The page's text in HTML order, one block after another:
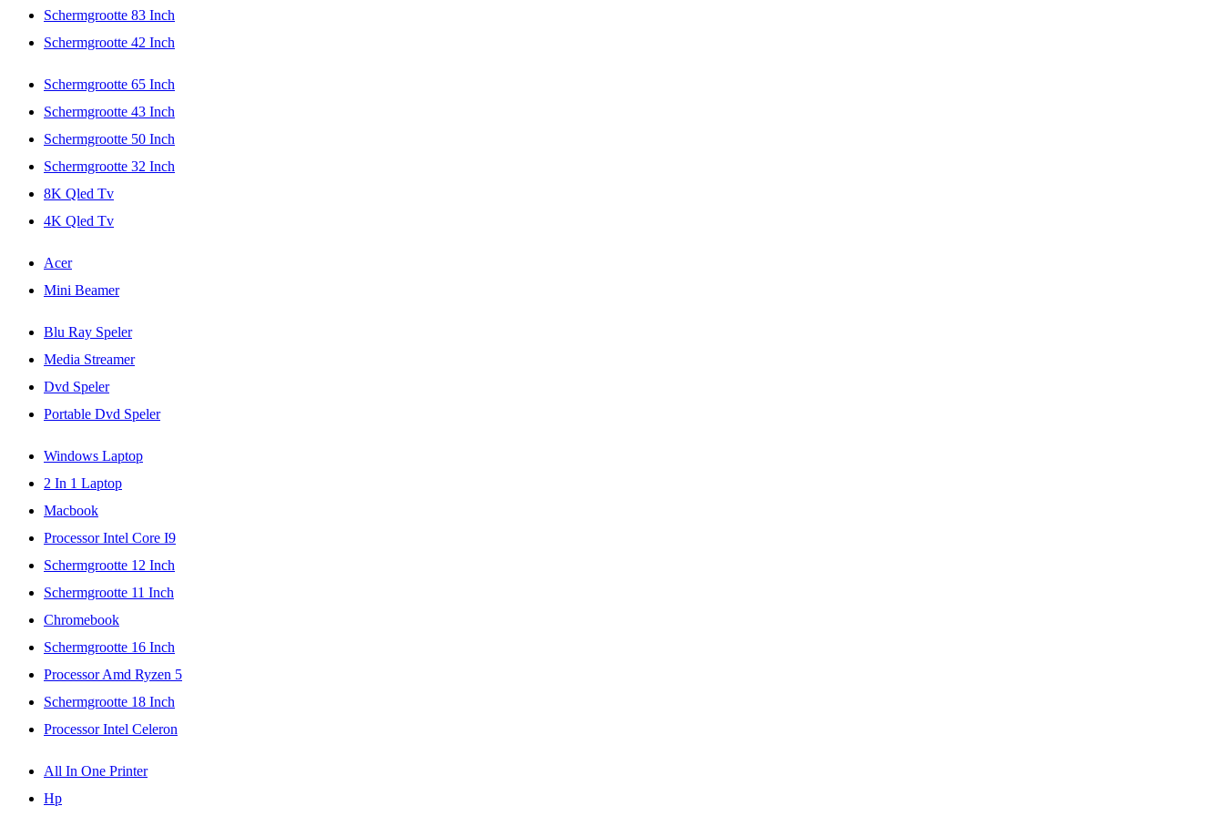
Schermgrootte 83 Inch
Schermgrootte 42 Inch
Schermgrootte 65 Inch
Schermgrootte 43 Inch
Schermgrootte 50 Inch
Schermgrootte 32 Inch
8K Qled Tv
4K Qled Tv
Acer
Mini Beamer
Blu Ray Speler
Media Streamer
Dvd Speler
Portable Dvd Speler
Windows Laptop
2 In 1 Laptop
Macbook
Processor Intel Core I9
Schermgrootte 12 Inch
Schermgrootte 11 Inch
Chromebook
Schermgrootte 16 Inch
Processor Amd Ryzen 5
Schermgrootte 18 Inch
Processor Intel Celeron
All In One Printer
Hp